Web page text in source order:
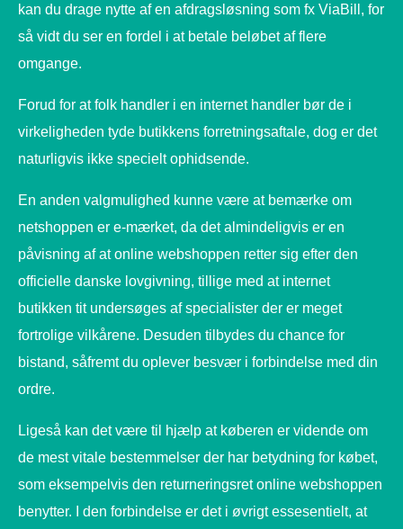
kan du drage nytte af en afdragsløsning som fx ViaBill, for
så vidt du ser en fordel i at betale beløbet af flere
omgange.
Forud for at folk handler i en internet handler bør de i
virkeligheden tyde butikkens forretningsaftale, dog er det
naturligvis ikke specielt ophidsende.
En anden valgmulighed kunne være at bemærke om
netshoppen er e-mærket, da det almindeligvis er en
påvisning af at online webshoppen retter sig efter den
officielle danske lovgivning, tillige med at internet
butikken tit undersøges af specialister der er meget
fortrolige vilkårene. Desuden tilbydes du chance for
bistand, såfremt du oplever besvær i forbindelse med din
ordre.
Ligeså kan det være til hjælp at køberen er vidende om
de mest vitale bestemmelser der har betydning for købet,
som eksempelvis den returneringsret online webshoppen
benytter. I den forbindelse er det i øvrigt essesentielt, at